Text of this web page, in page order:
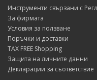
Инструменти свързани с
За фирмата
Условия за ползване
Поръчки и доставки
TAX FREE Shopping
Защита на личните данни
Декларации за съответствие